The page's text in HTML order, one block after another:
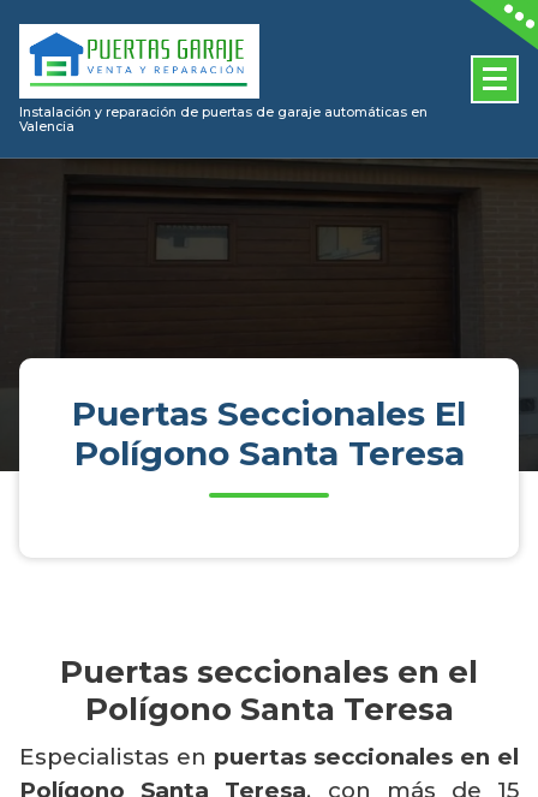
content
Instalación y reparación de puertas de garaje automáticas en
Valencia
Puertas Seccionales El
Polígono Santa Teresa
Puertas seccionales en el
Polígono Santa Teresa
Especialistas en puertas seccionales en el
Polígono Santa Teresa, con más de 15